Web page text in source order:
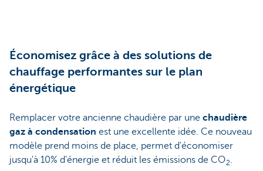
Économisez grâce à des solutions de
chauffage performantes sur le plan
énergétique
Remplacer votre ancienne chaudière par une chaudière
gaz à condensation est une excellente idée. Ce nouveau
modèle prend moins de place, permet d'économiser
jusqu'à 10% d'énergie et réduit les émissions de CO2.